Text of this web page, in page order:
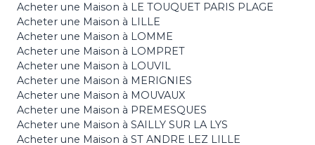
Acheter une Maison à LE TOUQUET PARIS PLAGE
Acheter une Maison à LILLE
Acheter une Maison à LOMME
Acheter une Maison à LOMPRET
Acheter une Maison à LOUVIL
Acheter une Maison à MERIGNIES
Acheter une Maison à MOUVAUX
Acheter une Maison à PREMESQUES
Acheter une Maison à SAILLY SUR LA LYS
Acheter une Maison à ST ANDRE LEZ LILLE